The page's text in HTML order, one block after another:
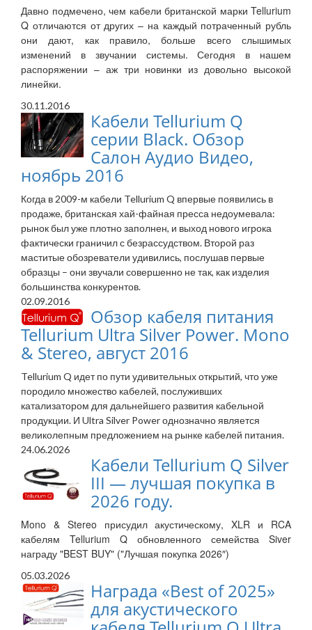
Давно подмечено, чем кабели британской марки Tellurium
Q отличаются от других – на каждый потраченный рубль
они дают, как правило, больше всего слышимых
изменений в звучании системы. Сегодня в нашем
распоряжении – аж три новинки из довольно высокой
линейки.
30.11.2016
Кабели Tellurium Q
серии Black. Обзор
Салон Аудио Видео,
ноябрь 2016
Когда в 2009-м кабели Tellurium Q впервые появились в
продаже, британская хай-файная пресса недоумевала:
рынок был уже плотно заполнен, и выход нового игрока
фактически граничил с безрассудством. Второй раз
маститые обозреватели удивились, послушав первые
образцы – они звучали совершенно не так, как изделия
большинства конкурентов.
02.09.2016
Обзор кабеля питания
Tellurium Ultra Silver Power. Mono
& Stereo, август 2016
Tellurium Q идет по пути удивительных открытий, что уже
породило множество кабелей, послуживших
катализатором для дальнейшего развития кабельной
продукции. И Ultra Silver Power однозначно является
великолепным предложением на рынке кабелей питания.
24.06.2026
Кабели Tellurium Q Silver
III — лучшая покупка в
2026 году.
Mono & Stereo присудил акустическому, XLR и RCA
кабелям Tellurium Q обновленного семейства Siver
награду "BEST BUY" ("Лучшая покупка 2026″)
05.03.2026
Награда «Best of 2025»
для акустического